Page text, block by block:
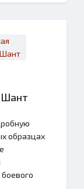
Шант
образцах